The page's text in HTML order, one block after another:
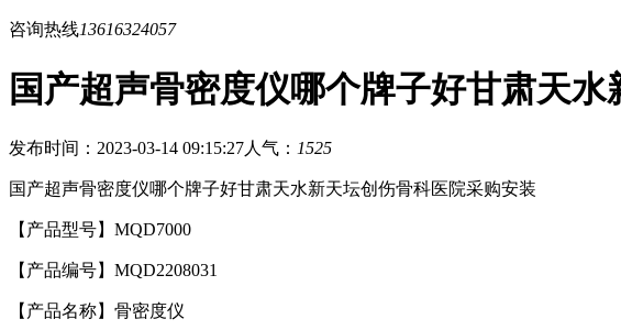
咨询热线13616324057
国产超声骨密度仪哪个牌子好甘肃天
发布时间：2023-03-14 09:15:27人气： 1525
国产超声骨密度仪哪个牌子好甘肃天水新天坛创伤骨科医院采购安装
【产品型号】MQD7000
【产品编号】MQD2208031
【产品名称】骨密度仪